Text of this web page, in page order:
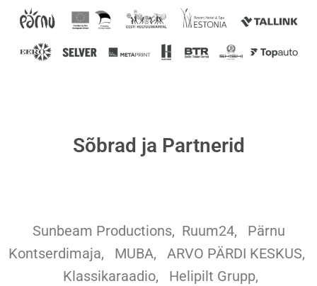
Sõbrad ja Partnerid
Sunbeam Productions, Ruum24, Pärnu
Kontserdimaja, MUBA, ARVO PÄRDI KESKUS,
Klassikaraadio, Helipilt Grupp,